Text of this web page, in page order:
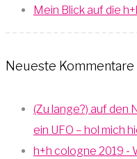
Mein Blick auf die
Neueste Kommentare
(Zu lange?) auf den
ein UFO – hol mich
h+h cologne 2019 -